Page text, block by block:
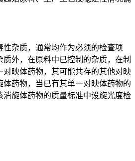
杂质，通常均作为必须的检查项
质外，在原料中已控制的杂质，在制
对映体药物，其可能共存的其他对映
药物，当已有其单一对映体药物的
消旋体药物的质量标准中设旋光度检